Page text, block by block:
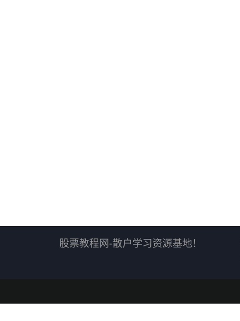
股票教程网-散户学习资源基地！